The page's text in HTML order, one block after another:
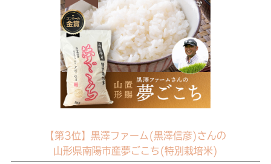
【第3位】黒澤ファーム(黒澤信彦)さんの
山形県南陽市産夢ごこち(特別栽培米)